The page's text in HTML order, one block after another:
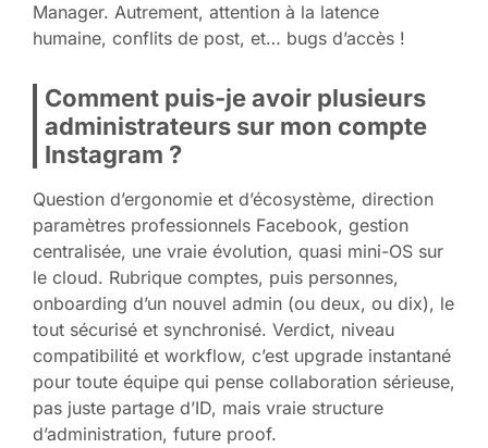
Manager. Autrement, attention à la latence
humaine, conflits de post, et… bugs d’accès !
Comment puis-je avoir plusieurs
administrateurs sur mon compte
Instagram ?
Question d’ergonomie et d’écosystème, direction
paramètres professionnels Facebook, gestion
centralisée, une vraie évolution, quasi mini-OS sur
le cloud. Rubrique comptes, puis personnes,
onboarding d’un nouvel admin (ou deux, ou dix), le
tout sécurisé et synchronisé. Verdict, niveau
compatibilité et workflow, c’est upgrade instantané
pour toute équipe qui pense collaboration sérieuse,
pas juste partage d’ID, mais vraie structure
d’administration, future proof.